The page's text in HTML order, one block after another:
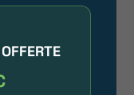
VIE DU
de vie de
peut